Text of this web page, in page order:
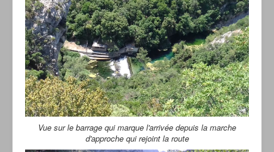
Vue sur le barrage qui marque l'arrivée depuis la marche
d'approche qui rejoint la route